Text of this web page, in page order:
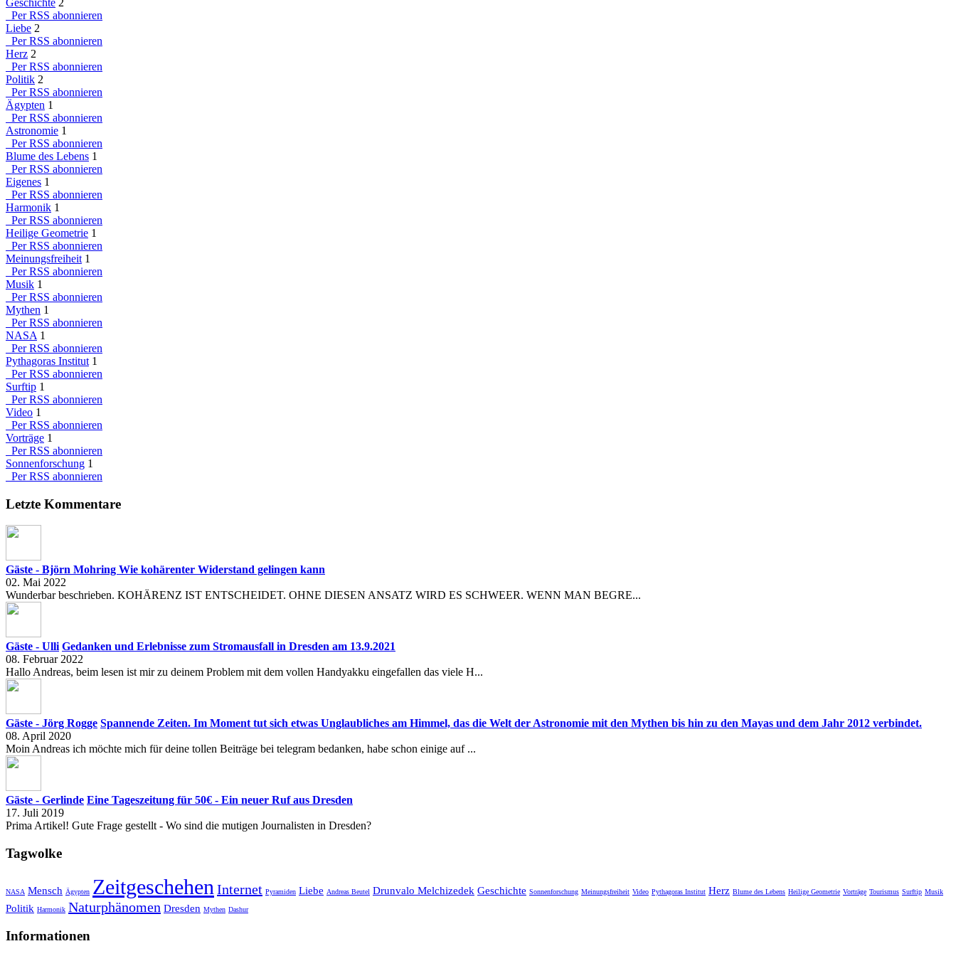
Per RSS abonnieren
Liebe 2
Per RSS abonnieren
Herz 2
Per RSS abonnieren
Politik 2
Per RSS abonnieren
Ägypten 1
Per RSS abonnieren
Astronomie 1
Per RSS abonnieren
Blume des Lebens 1
Per RSS abonnieren
Eigenes 1
Per RSS abonnieren
Harmonik 1
Per RSS abonnieren
Heilige Geometrie 1
Per RSS abonnieren
Meinungsfreiheit 1
Per RSS abonnieren
Musik 1
Per RSS abonnieren
Mythen 1
Per RSS abonnieren
NASA 1
Per RSS abonnieren
Pythagoras Institut 1
Per RSS abonnieren
Surftip 1
Per RSS abonnieren
Video 1
Per RSS abonnieren
Vorträge 1
Per RSS abonnieren
Sonnenforschung 1
Per RSS abonnieren
Letzte Kommentare
Gäste - Björn Mohring Wie kohärenter Widerstand gelingen kann
02. Mai 2022
Wunderbar beschrieben. KOHÄRENZ IST ENTSCHEIDET. OHNE DIESEN ANSATZ WIRD ES SCHWEER. WENN MAN BEGRE...
Gäste - Ulli Gedanken und Erlebnisse zum Stromausfall in Dresden am 13.9.2021
08. Februar 2022
Hallo Andreas, beim lesen ist mir zu deinem Problem mit dem vollen Handyakku eingefallen das viele H...
Gäste - Jörg Rogge Spannende Zeiten. Im Moment tut sich etwas Unglaubliches am Himmel, das die Welt der Astronomie mit den Mythen bis hin zu den Mayas und dem Jahr 2012 verbindet.
08. April 2020
Moin Andreas ich möchte mich für deine tollen Beiträge bei telegram bedanken, habe schon einige auf ...
Gäste - Gerlinde Eine Tageszeitung für 50€ - Ein neuer Ruf aus Dresden
17. Juli 2019
Prima Artikel! Gute Frage gestellt - Wo sind die mutigen Journalisten in Dresden?
Tagwolke
NASA Mensch Ägypten Zeitgeschehen Internet Pyramiden Liebe Andreas Beutel Drunvalo Melchizedek Geschichte Sonnenforschung Meinungsfreiheit Video Pythagoras Institut Herz Blume des Lebens Heilige Geometrie Vorträge Tourismus Surftip Musik
Politik Harmonik Naturphänomen Dresden Mythen Dashur
Informationen